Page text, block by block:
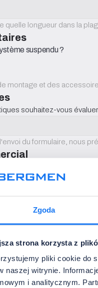
Zgoda
strona korzysta z
pliki cookie do
naszej witrynie.
i analitycznym.
quelle longueur dans la
suspendu ?
montage et des
souhaitez-vous évaluer
du formulaire, nous
(si vous
avec Bergmen
- ne vous inquiétez pas,